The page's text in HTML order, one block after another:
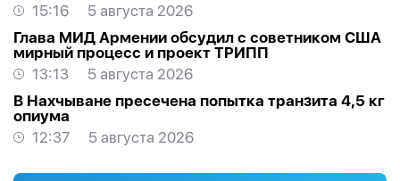
15:16
5 августа 2026
Глава МИД Армении обсудил с советником США
мирный процесс и проект ТРИПП
13:13
5 августа 2026
В Нахчыване пресечена попытка транзита 4,5 кг
опиума
12:37
5 августа 2026